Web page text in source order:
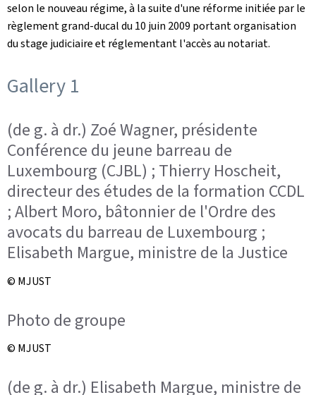
selon le nouveau régime, à la suite d'une réforme initiée par le
règlement grand-ducal du 10 juin 2009 portant organisation
du stage judiciaire et réglementant l'accès au notariat.
Gallery 1
(de g. à dr.) Zoé Wagner, présidente
Conférence du jeune barreau de
Luxembourg (CJBL) ; Thierry Hoscheit,
directeur des études de la formation CCDL
; Albert Moro, bâtonnier de l'Ordre des
avocats du barreau de Luxembourg ;
Elisabeth Margue, ministre de la Justice
© MJUST
Photo de groupe
© MJUST
(de g. à dr.) Elisabeth Margue, ministre de